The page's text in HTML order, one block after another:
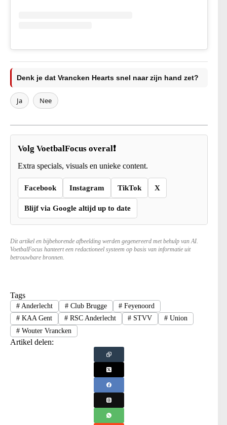
Denk je dat Vrancken Hearts snel naar zijn hand zet?
Ja Nee
Volg VoetbalFocus overal❗
Extra specials, visuals en unieke content.
Facebook Instagram TikTok X
Blijf via Google altijd up to date
Dit artikel en bijbehorende afbeelding werden gegenereerd met behulp van AI.
VoetbalFocus hanteert een redactioneel systeem op basis van informatie uit
betrouwbare bronnen.
Tags
#Anderlecht #Club Brugge # Feyenoord
#KAA Gent #RSC Anderlecht # STVV # Union
#Wouter Vrancken
Artikel delen: